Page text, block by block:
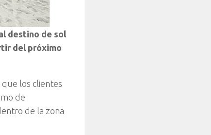
destino de sol
del próximo
que los clientes
de
de la zona